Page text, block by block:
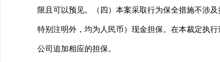
限且可以预见。（四）本案采取行为保全措施不涉
特别注明外，均为人民币）现金担保。在本裁定执
公司追加相应的担保。